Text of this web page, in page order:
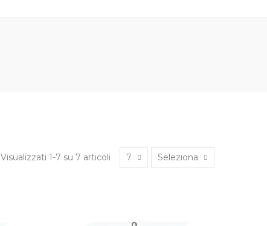
Visualizzati 1-7 su 7 articoli 7 Seleziona